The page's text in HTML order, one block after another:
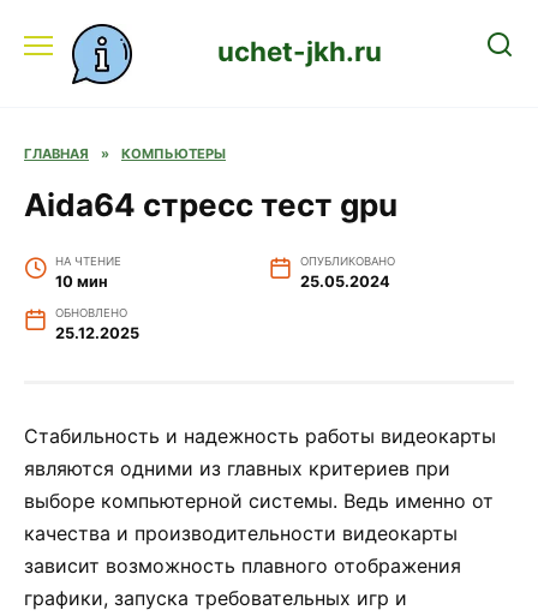
содержанию
uchet-jkh.ru
ГЛАВНАЯ » КОМПЬЮТЕРЫ
Aida64 стресс тест gpu
НА ЧТЕНИЕ
10 мин
ОПУБЛИКОВАНО
25.05.2024
ОБНОВЛЕНО
25.12.2025
Стабильность и надежность работы видеокарты
являются одними из главных критериев при
выборе компьютерной системы. Ведь именно от
качества и производительности видеокарты
зависит возможность плавного отображения
графики, запуска требовательных игр и